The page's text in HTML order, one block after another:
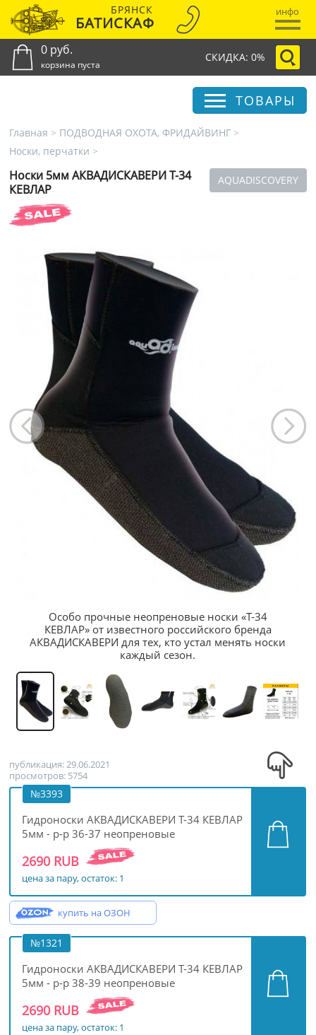
БРЯНСК
БАТИСКАФ
инфо
0 руб.
корзина пуста
СКИДКА: 0%
ТОВАРЫ
Главная > ПОДВОДНАЯ ОХОТА, ФРИДАЙВИНГ >
Носки, перчатки >
AQUADISCOVERY
Носки 5мм АКВАДИСКАВЕРИ Т-34
КЕВЛАР
Особо прочные неопреновые носки «Т-34
КЕВЛАР» от известного российского бренда
АКВАДИСКАВЕРИ для тех, кто устал менять носки
каждый сезон.
публикация: 29.06.2021
просмотров: 5754
№3393
Гидроноски АКВАДИСКАВЕРИ Т-34 КЕВЛАР
5мм - р-р 36-37 неопреновые
2690 RUB
цена за пару, остаток: 1
купить на ОЗОН
№1321
Гидроноски АКВАДИСКАВЕРИ Т-34 КЕВЛАР
5мм - р-р 38-39 неопреновые
2690 RUB
цена за пару, остаток: 1